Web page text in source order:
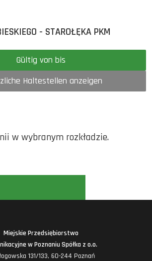
- STAROŁĘKA PKM
Gültig von bis
Haltestellen anzeigen
w wybranym rozkładzie.
Miejskie Przedsiębiorstwo
w Poznaniu Spółka z o.o.
131/133, 60-244 Poznań